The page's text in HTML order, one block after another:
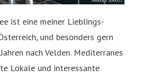
ist eine meiner Lieblings-
und besonders gern
nach Velden. Mediterranes
Lokale und interessante